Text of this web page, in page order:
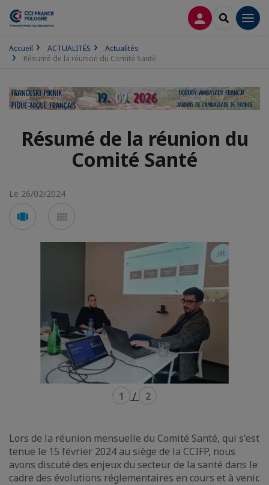
CONNEXION
Accueil ACTUALITÉS
Actualités
Résumé de la réunion du Comité Santé
Résumé de la réunion du
Comité Santé
Le 26/02/2024
Voir
en
en
1 / 2
Lors de la réunion mensuelle du Comité Santé, qui s'est
tenue le 15 février 2024 au siège de la CCIFP, nous
avons discuté des enjeux du secteur de la santé dans le
cadre des évolutions réglementaires en cours et à venir.